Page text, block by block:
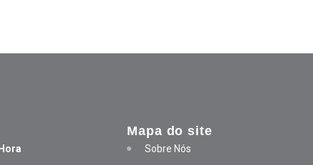
Mapa do site
Sobre Nós